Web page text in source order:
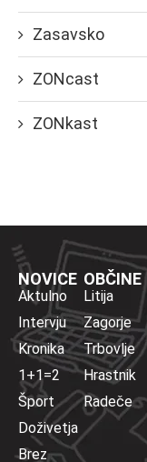
Zasavsko
ZONcast
ZONkast
NOVICE
Aktulno
Intervju
Kronika
1+1=2
Šport
Doživetja
Brez
OBČINE
Litija
Zagorje
Trbovlje
Hrastnik
Radeče